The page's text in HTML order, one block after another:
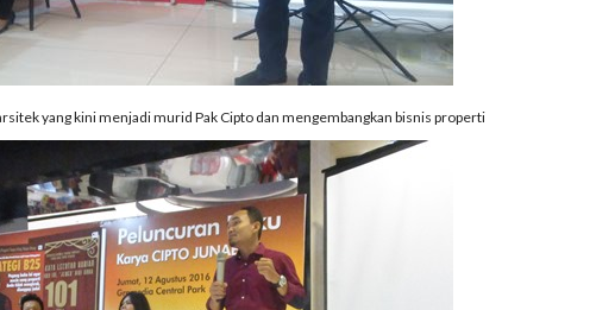
yang kini menjadi murid Pak Cipto dan mengembangkan bisnis properti